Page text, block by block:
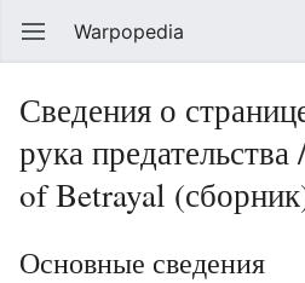
Warpopedia
Сведения о
рука
of Betrayal
Основные сведения